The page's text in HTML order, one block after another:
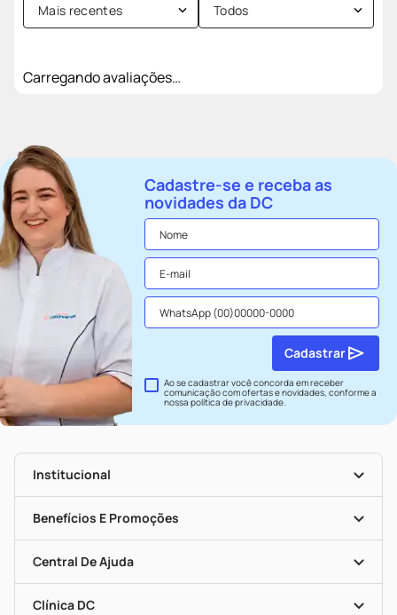
Mais recentes Todos
Carregando avaliações…
Cadastre-se e receba as
novidades da DC
Ao se cadastrar você concorda em receber
comunicação com ofertas e novidades, conforme a
nossapolítica de privacidade.
Cadastrar
Institucional
História
Nossas Lojas
Seja Uma Loja Parceira
Mapa De Categorias
Benefícios E Promoções
Clube DC
Convênios
Programa Popular Do Brasil
Encarte De Ofertas
Dermaclub
Central De Ajuda
Entrega
Recompra Programada
Clínica DC